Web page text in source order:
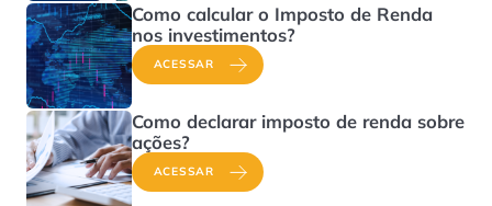
Como calcular o Imposto de Renda
nos investimentos?
ACESSAR
Como declarar imposto de renda sobre
ações?
ACESSAR